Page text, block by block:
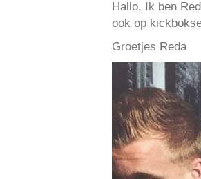
Hallo, Ik ben
ook op
Groetjes Reda